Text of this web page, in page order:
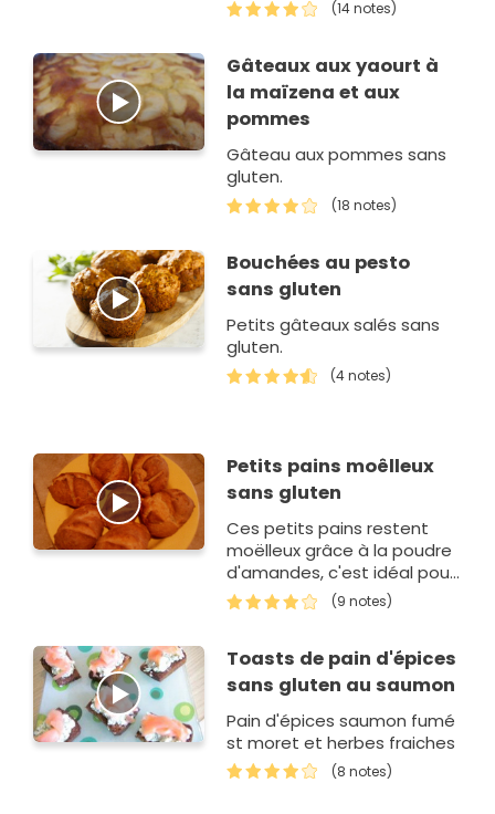
(14 notes)
Gâteaux aux yaourt à
la maïzena et aux
pommes
Gâteau aux pommes sans
gluten.
(18 notes)
Bouchées au pesto
sans gluten
Petits gâteaux salés sans
gluten.
(4 notes)
Petits pains moêlleux
sans gluten
Ces petits pains restent
moëlleux grâce à la poudre
d'amandes, c'est idéal pour
le goûter des enfants.
(9 notes)
Toasts de pain d'épices
sans gluten au saumon
Pain d'épices saumon fumé
st moret et herbes fraiches
(8 notes)